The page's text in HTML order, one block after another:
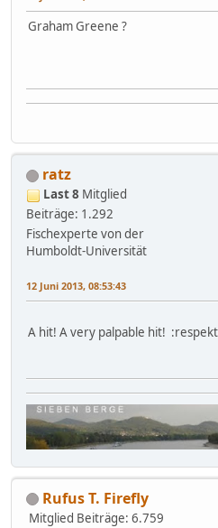
Graham Greene ?
ratz
Last 8 Mitglied
Beiträge: 1.292
Fischexperte von der
Humboldt-Universität
12 Juni 2013, 08:53:43
A hit! A very palpable hit!
Rufus T. Firefly
Mitglied Beiträge: 6.759